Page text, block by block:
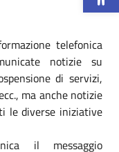
telefonica
notizie su
di servizi,
ma anche notizie
le diverse iniziative
il messaggio